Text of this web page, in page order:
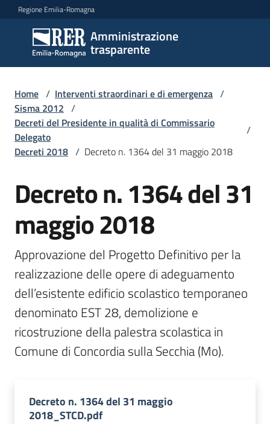
Vai al contenuto
Vai alla navigazione
Vai al footer
Regione Emilia-Romagna
Amministrazione
trasparente
Amministrazione
trasparente
Sottosezioni
Accesso
Home / Interventi straordinari e di emergenza /
Sisma 2012 /
Decreti del Presidente in qualità di Commissario
Delegato
/
Decreti 2018 / Decreto n. 1364 del 31 maggio 2018
Decreto n. 1364 del 31
maggio 2018
Approvazione del Progetto Definitivo per la
realizzazione delle opere di adeguamento
dell’esistente edificio scolastico temporaneo
denominato EST 28, demolizione e
ricostruzione della palestra scolastica in
Comune di Concordia sulla Secchia (Mo).
Decreto n. 1364 del 31 maggio
2018_STCD.pdf